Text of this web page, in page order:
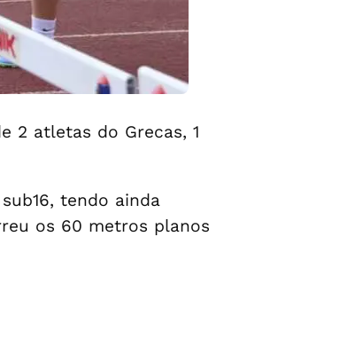
2 atletas do Grecas, 1
tendo ainda
os 60 metros planos